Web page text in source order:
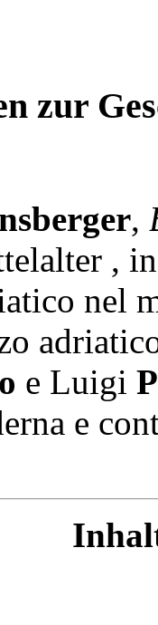
zur
,
,
nel
e Luigi
e